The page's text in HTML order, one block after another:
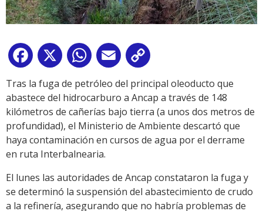
Facebook
X WhatsApp
Email
Link
Tras la fuga de petróleo del principal oleoducto que
abastece del hidrocarburo a Ancap a través de 148
kilómetros de cañerías bajo tierra (a unos dos metros de
profundidad), el Ministerio de Ambiente descartó que
haya contaminación en cursos de agua por el derrame
en ruta Interbalnearia.
El lunes las autoridades de Ancap constataron la fuga y
se determinó la suspensión del abastecimiento de crudo
a la refinería, asegurando que no habría problemas de